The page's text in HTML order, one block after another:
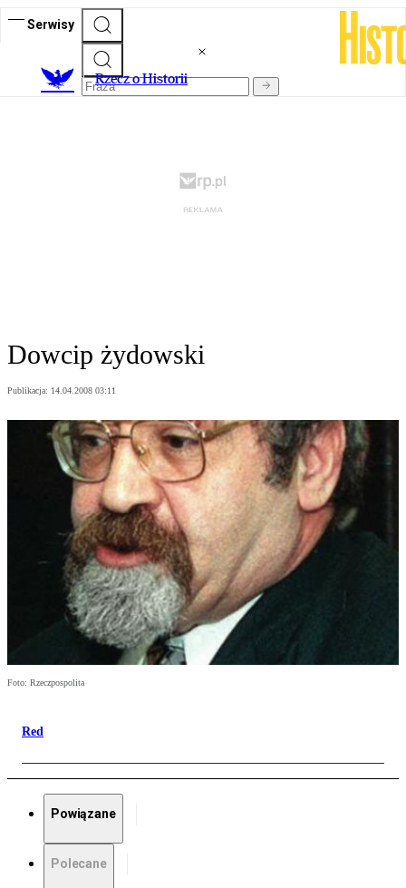
Serwisy
Rzecz o Historii
Dowcip żydowski
Publikacja: 14.04.2008 03:11
Foto: Rzeczpospolita
Red
Powiązane
Polecane